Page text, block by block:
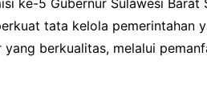
tata kelola pemerintahan
yang berkualitas, melalui